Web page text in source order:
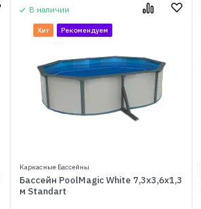
В наличии
Хит Рекомендуем
Каркасные Бассейны
Бассейн PoolMagic White 7,3x3,6x1,3
м Standart